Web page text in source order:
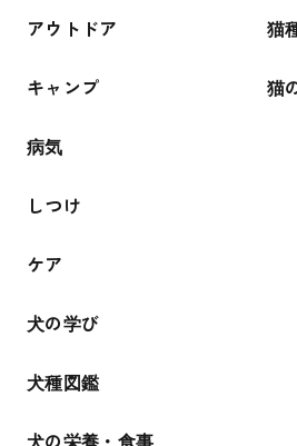
アウトドア
キャンプ
病気
しつけ
ケア
犬の学び
犬種図鑑
犬の栄養・食事
猫
猫